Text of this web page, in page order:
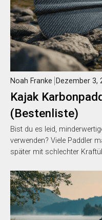
Kajak
(Bestenliste)
Noah Franke Dezember 3,
Bist du es leid,
verwenden? Viele Paddler
später mit schlechter